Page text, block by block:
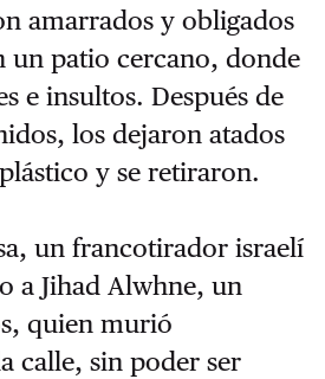
amarrados y obligados
un patio cercano, donde
e insultos. Después de
los dejaron atados
y se retiraron.
un francotirador israelí
a Jihad Alwhne, un
quien murió
calle, sin poder ser